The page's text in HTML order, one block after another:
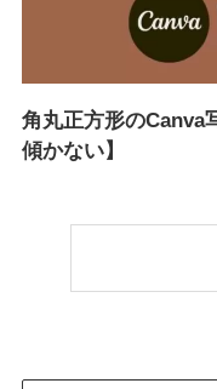
角丸正方形のCanva
傾かない】